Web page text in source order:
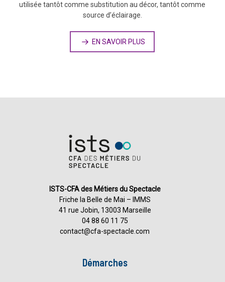
utilisée tantôt comme substitution au décor, tantôt comme
source d’éclairage.
EN SAVOIR PLUS
ISTS-CFA des Métiers du Spectacle
Friche la Belle de Mai – IMMS
41 rue Jobin, 13003 Marseille
04 88 60 11 75
contact@cfa-spectacle.com
Démarches